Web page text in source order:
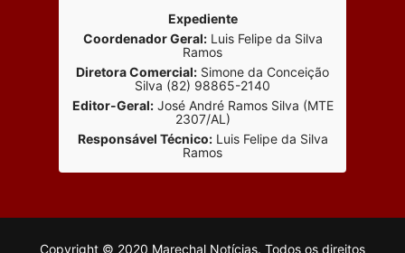
Expediente
Coordenador Geral:Luis Felipe da Silva
Ramos
Diretora Comercial: Simone da Conceição
Silva (82) 98865-2140
Editor-Geral:José André Ramos Silva (MTE
2307/AL)
Responsável Técnico:Luis Felipe da Silva
Ramos
Copyright © 2020 Marechal Notícias. Todos os direitos